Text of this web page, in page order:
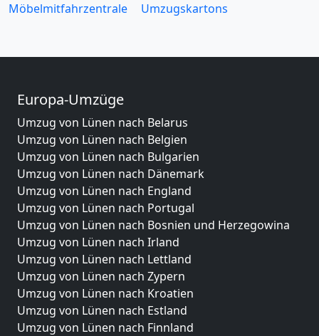
Möbelmitfahrzentrale
Umzugskartons
Europa-Umzüge
Umzug von Lünen nach Belarus
Umzug von Lünen nach Belgien
Umzug von Lünen nach Bulgarien
Umzug von Lünen nach Dänemark
Umzug von Lünen nach England
Umzug von Lünen nach Portugal
Umzug von Lünen nach Bosnien und Herzegowina
Umzug von Lünen nach Irland
Umzug von Lünen nach Lettland
Umzug von Lünen nach Zypern
Umzug von Lünen nach Kroatien
Umzug von Lünen nach Estland
Umzug von Lünen nach Finnland